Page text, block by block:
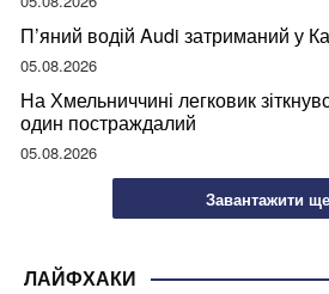
П’яний водій Audi затриманий у
05.08.2026
На Хмельниччині легковик
один постраждалий
05.08.2026
Завантажити ще
ЛАЙФХАКИ